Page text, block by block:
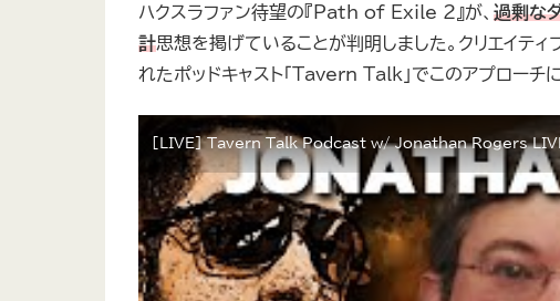
ハクスラファン待望の『Path of Exile 2』が、 過剰な
計思想を掲げていることが判明しました。クリエイティ
れたポッドキャスト「Tavern Talk」でこのアプローチ
[LIVE] Tavern Talk Podcast w/ Jonathan Rogers